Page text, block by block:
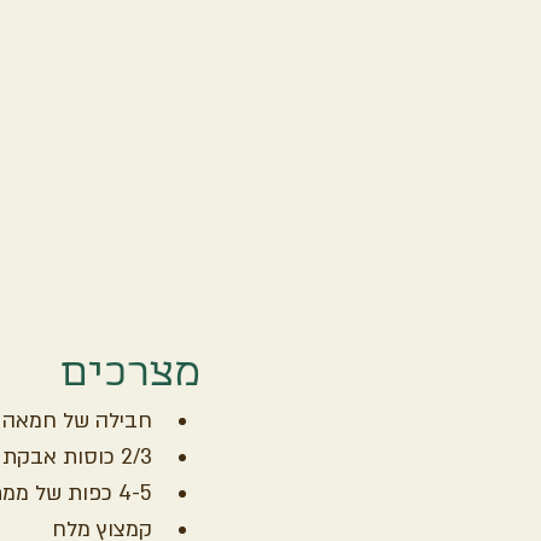
מצרכים
חבילה של
2/3 כוסות אבקת קקאו אורגנית
4-5 כפות של ממתיק
קמצוץ מלח